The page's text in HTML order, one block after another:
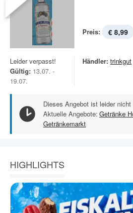
Preis: € 8,99
Leider verpasst!
Gültig: 13.07. -
19.07.
Händler: trinkgut
Dieses Angebot ist leider nicht
Aktuelle Angebote: Getränke
Getränkemarkt
HIGHLIGHTS